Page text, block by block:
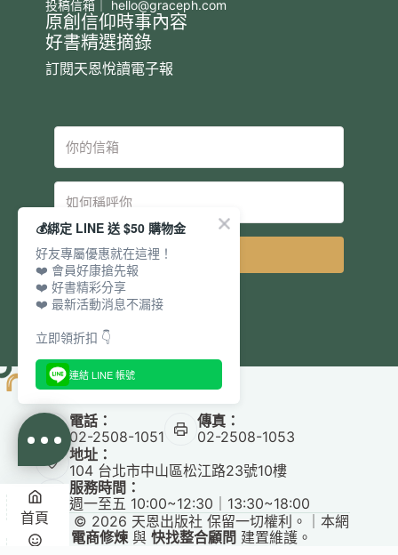
投稿信箱｜ hello@graceph.com
原創信仰時事內容
好書精選摘錄
訂閱天恩悅讀電子報
電話：
02-2508-1051
傳真：
02-2508-1053
地址：
104 台北市中山區松江路23號10樓
服務時間：
週一至五 10:00~12:30｜13:30~18:00
Copyright © 2026 天恩出版社 保留一切權利。｜本網
站由 電商修煉與快找整合顧問 建置維護。
首頁
💰綁定 LINE 送 $50 購物金
好友專屬優惠就在這裡！
❤️ 會員好康搶先報
❤️ 好書精彩分享
❤️ 最新活動消息不漏接
立即領折扣 👇
連結 LINE 帳號